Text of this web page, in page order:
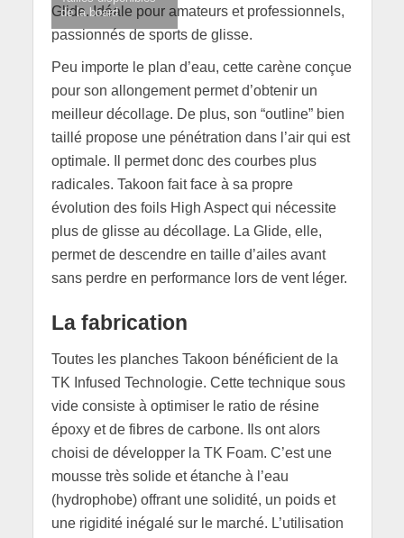
de la board
Peu importe le plan d’eau, cette carène conçue
pour son allongement permet d’obtenir un
meilleur décollage. De plus, son “outline” bien
taillé propose une pénétration dans l’air qui est
optimale. Il permet donc des courbes plus
radicales. Takoon fait face à sa propre
évolution des foils High Aspect qui nécessite
plus de glisse au décollage. La Glide, elle,
permet de descendre en taille d’ailes avant
sans perdre en performance lors de vent léger.
La fabrication
Toutes les planches Takoon bénéficient de la
TK Infused Technologie. Cette technique sous
vide consiste à optimiser le ratio de résine
époxy et de fibres de carbone. Ils ont alors
choisi de développer la TK Foam. C’est une
mousse très solide et étanche à l’eau
(hydrophobe) offrant une solidité, un poids et
une rigidité inégalé sur le marché. L’utilisation